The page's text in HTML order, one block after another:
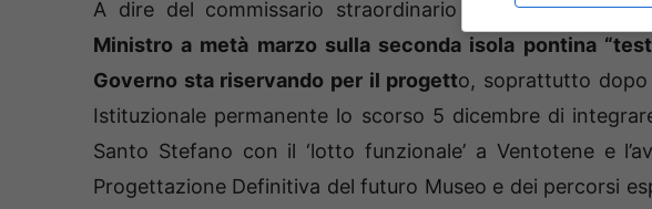
A dire del commissario straordinario di governo
Ministro a metà marzo sulla seconda isola pontina
Governo sta riservando per il progetto, soprattutto dopo
Istituzionale permanente lo scorso 5 dicembre di
Santo Stefano con il ‘lotto funzionale’ a Ventotene e
Progettazione Definitiva del futuro Museo e dei percorsi